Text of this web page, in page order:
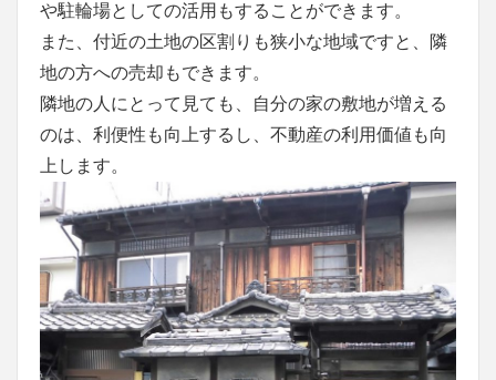
や駐輪場としての活用もすることができます。
また、付近の土地の区割りも狭小な地域ですと、隣
地の方への売却もできます。
隣地の人にとって見ても、自分の家の敷地が増える
のは、利便性も向上するし、不動産の利用価値も向
上します。